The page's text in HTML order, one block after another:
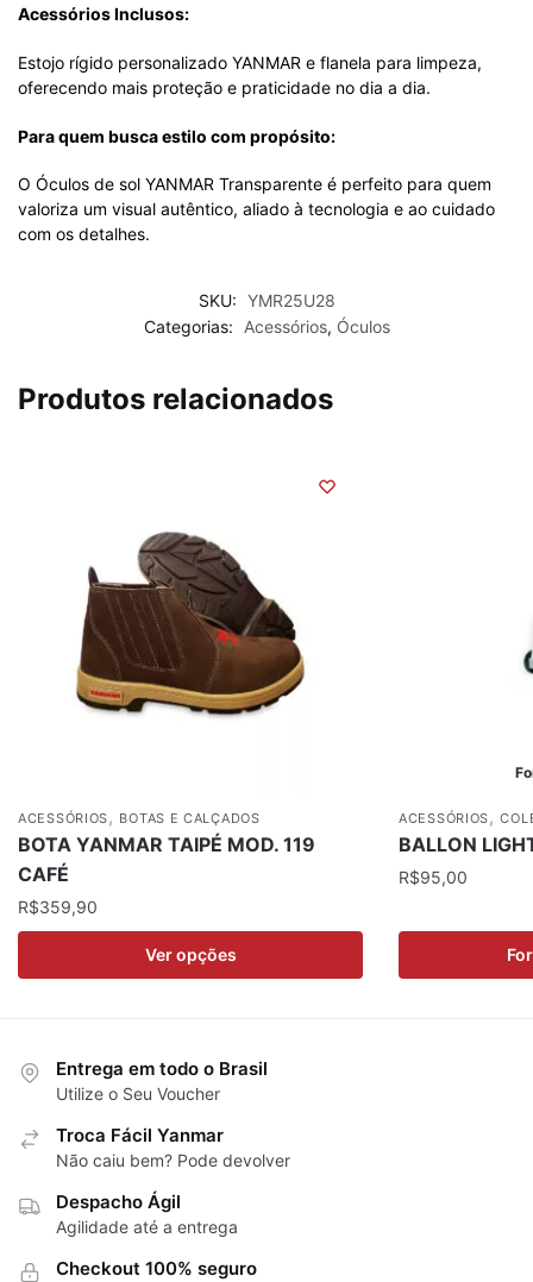
Acessórios Inclusos:
Estojo rígido personalizado YANMAR e flanela para limpeza,
oferecendo mais proteção e praticidade no dia a dia.
Para quem busca estilo com propósito:
O Óculos de sol YANMAR Transparente é perfeito para quem
valoriza um visual autêntico, aliado à tecnologia e ao cuidado
com os detalhes.
SKU: YMR25U28
Categorias:
Acessórios, Óculos
Produtos relacionados
ACESSÓRIOS, BOTAS E CALÇADOS
BOTA YANMAR TAIPÉ MOD. 119
CAFÉ
R$359,90
Ver opções
ACESSÓRIOS,
BALLON
R$95,00
Entrega em todo o Brasil
Utilize o Seu Voucher
Troca Fácil Yanmar
Não caiu bem? Pode devolver
Despacho Ágil
Agilidade até a entrega
Checkout 100% seguro